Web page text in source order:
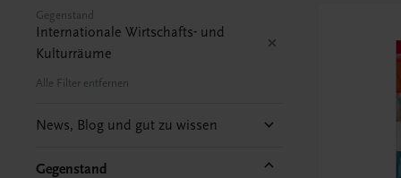
Gegenstand
Internationale Wirtschafts- und
Kulturräume
Alle Filter entfernen
News, Blog und gut zu wissen
Gegenstand